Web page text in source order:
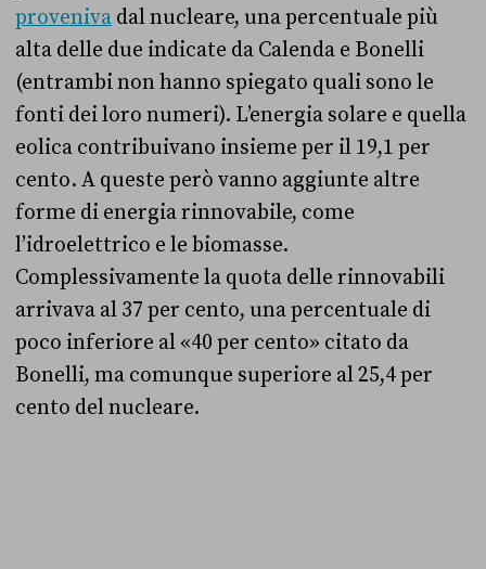
proveniva dal nucleare, una percentuale più
alta delle due indicate da Calenda e Bonelli
(entrambi non hanno spiegato quali sono le
fonti dei loro numeri). L’energia solare e quella
eolica contribuivano insieme per il 19,1 per
cento. A queste però vanno aggiunte altre
forme di energia rinnovabile, come
l’idroelettrico e le biomasse.
Complessivamente la quota delle rinnovabili
arrivava al 37 per cento, una percentuale di
poco inferiore al «40 per cento» citato da
Bonelli, ma comunque superiore al 25,4 per
cento del nucleare.